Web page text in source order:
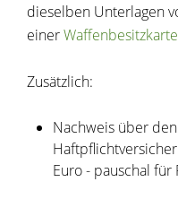
dieselben Unterlagen
einerWaffenbesitzkarte
Zusätzlich:
Nachweis über
Euro - pauschal für